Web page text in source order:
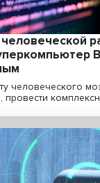
о
покупки,